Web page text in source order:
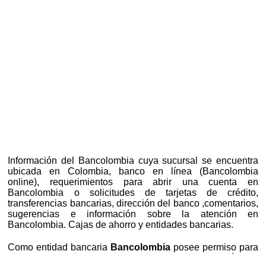
Información del Bancolombia cuya sucursal se encuentra
ubicada en Colombia, banco en línea (Bancolombia
online), requerimientos para abrir una cuenta en
Bancolombia o solicitudes de tarjetas de crédito,
transferencias bancarias, dirección del banco ,comentarios,
sugerencias e información sobre la atención en
Bancolombia. Cajas de ahorro y entidades bancarias.
Como entidad bancaria Bancolombia posee permiso para